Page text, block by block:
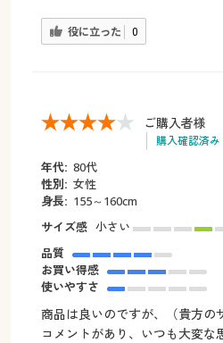
役に立った 0
ご購入者様
購入確認済み
年代: 80代
性別: 女性
身長: 155～160cm
サイズ感 小さい
品質
お買い得感
使いやすさ
商品は良いのですが、（貴方の
コメントがあり、いつも大変な